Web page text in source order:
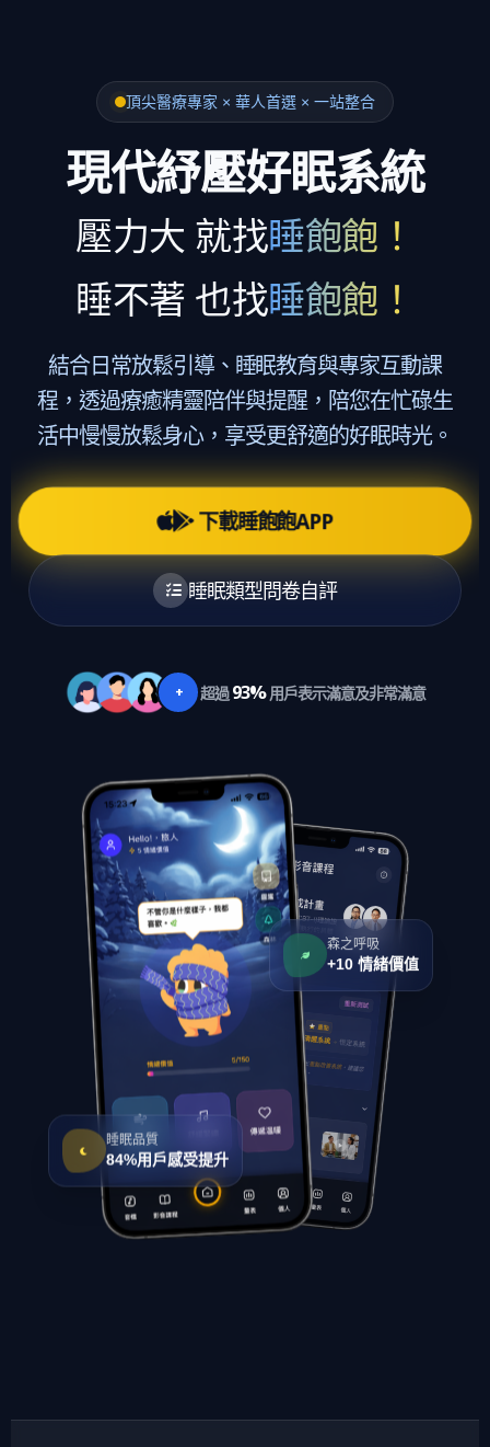
頂尖醫療專家 × 華人首選 × 一站整合
現代紓壓好眠系統
壓力大 就找睡飽飽！
睡不著 也找睡飽飽！
結合日常放鬆引導、睡眠教育與專家互動課
程，透過療癒精靈陪伴與提醒，陪您在忙碌生
活中慢慢放鬆身心，享受更舒適的好眠時光。
下載睡飽飽APP
睡眠類型問卷自評
+ 超過93%用戶表示滿意及非常滿意
森之呼吸
+10 情緒價值
睡眠品質
84%用戶感受提升